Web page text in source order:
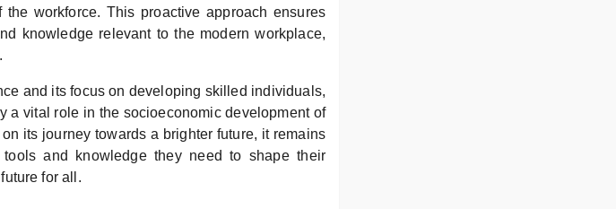
workforce. This proactive approach ensures
knowledge relevant to the modern workplace,
and its focus on developing skilled individuals,
a vital role in the socioeconomic development of
its journey towards a brighter future, it remains
and knowledge they need to shape their
for all.